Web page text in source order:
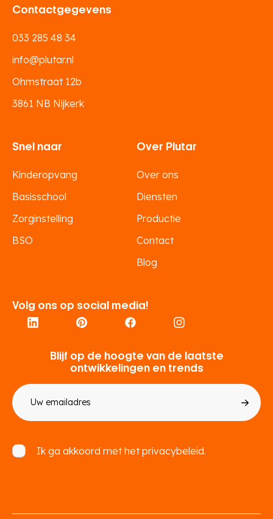
Volg ons op social media!
Contactgegevens
033 285 48 34
info@plutar.nl
Ohmstraat 12b
3861 NB Nijkerk
Snel naar
Kinderopvang
Basisschool
Zorginstelling
BSO
Over Plutar
Over ons
Diensten
Productie
Contact
Blog
Blijf op de hoogte van de laatste
ontwikkelingen en trends
mailadres
Ik ga akkoord met hetprivacybeleid.